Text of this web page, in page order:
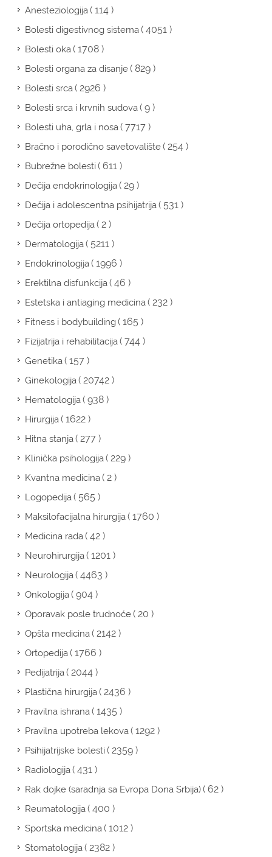
Anesteziologija( 114 )
Bolesti digestivnog sistema( 4051 )
Bolesti oka( 1708 )
Bolesti organa za disanje( 829 )
Bolesti srca( 2926 )
Bolesti srca i krvnih sudova( 9 )
Bolesti uha, grla i nosa( 7717 )
Bračno i porodično savetovalište( 254 )
Bubrežne bolesti( 611 )
Dečija endokrinologija( 29 )
Dečija i adolescentna psihijatrija( 531 )
Dečija ortopedija( 2 )
Dermatologija( 5211 )
Endokrinologija( 1996 )
Erektilna disfunkcija( 46 )
Estetska i antiaging medicina( 232 )
Fitness i bodybuilding( 165 )
Fizijatrija i rehabilitacija( 744 )
Genetika( 157 )
Ginekologija( 20742 )
Hematologija( 938 )
Hirurgija( 1622 )
Hitna stanja( 277 )
Klinička psihologija( 229 )
Kvantna medicina( 2 )
Logopedija( 565 )
Maksilofacijalna hirurgija( 1760 )
Medicina rada( 42 )
Neurohirurgija( 1201 )
Neurologija( 4463 )
Onkologija( 904 )
Oporavak posle trudnoće( 20 )
Opšta medicina( 2142 )
Ortopedija( 1766 )
Pedijatrija( 2044 )
Plastična hirurgija( 2436 )
Pravilna ishrana( 1435 )
Pravilna upotreba lekova( 1292 )
Psihijatrijske bolesti( 2359 )
Radiologija( 431 )
Rak dojke (saradnja sa Evropa Dona Srbija)( 62 )
Reumatologija( 400 )
Sportska medicina( 1012 )
Stomatologija( 2382 )